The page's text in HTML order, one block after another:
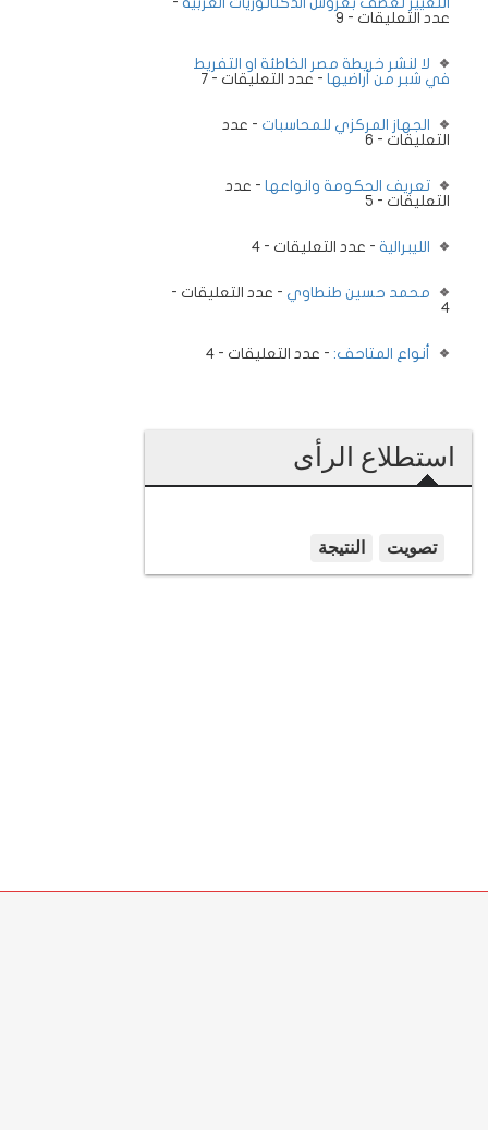
عدد التعليقات - 9
لا لنشر خريطة مصر الخاطئة او التفريط
في شبر من أراضيها - عدد التعليقات - 7
الجهاز المركزي للمحاسبات - عدد
التعليقات - 6
تعريف الحكومة وانواعها - عدد
التعليقات - 5
الليبرالية - عدد التعليقات - 4
محمد حسين طنطاوي - عدد التعليقات -
4
أنواع المتاحف: - عدد التعليقات - 4
استطلاع الرأى